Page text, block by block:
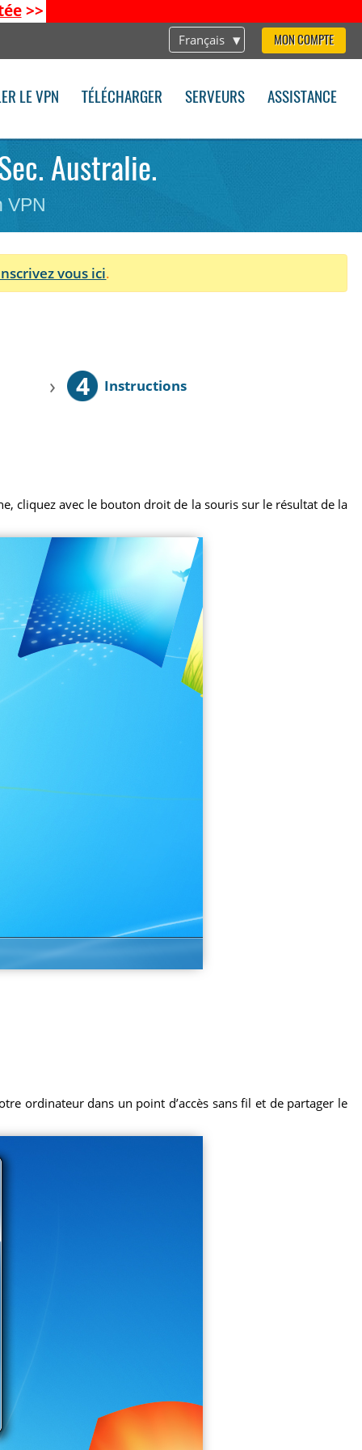
>>
Français MON COMPTE
LE VPN TÉLÉCHARGER SERVEURS ASSISTANCE
Australie.
VPN
vous ici.
› 4 Instructions
cliquez avec le bouton droit de la souris sur le résultat de la
ordinateur dans un point d’accès sans fil et de partager le